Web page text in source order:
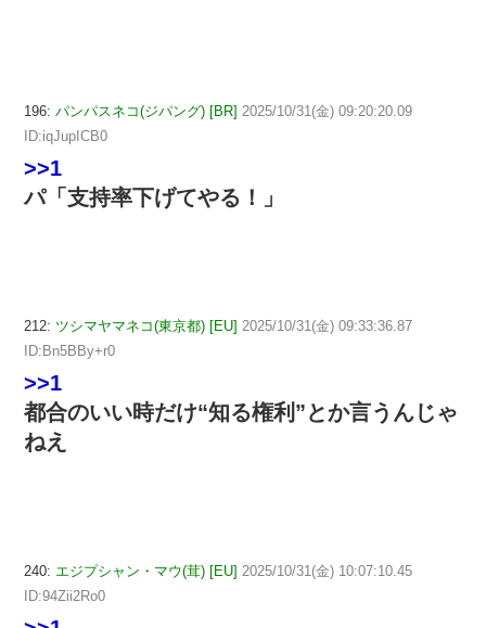
196: パンパスネコ(ジパング) [BR] 2025/10/31(金) 09:20:20.09
ID:iqJupICB0
>>1
パ「支持率下げてやる！」
212: ツシマヤマネコ(東京都) [EU] 2025/10/31(金) 09:33:36.87
ID:Bn5BBy+r0
>>1
都合のいい時だけ“知る権利”とか言うんじゃ
ねえ
240: エジプシャン・マウ(茸) [EU] 2025/10/31(金) 10:07:10.45
ID:94Zii2Ro0